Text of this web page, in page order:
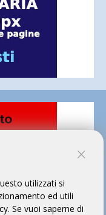
utilizzati si
ed utili
Se vuoi saperne di